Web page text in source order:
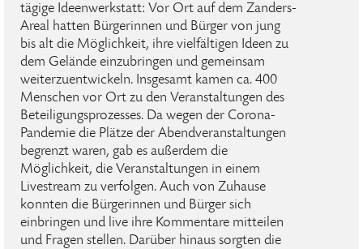
tägige Ideenwerkstatt: Vor Ort auf dem Zanders-
Areal hatten Bürgerinnen und Bürger von jung
bis alt die Möglichkeit, ihre vielfältigen Ideen zu
dem Gelände einzubringen und gemeinsam
weiterzuentwickeln. Insgesamt kamen ca. 400
Menschen vor Ort zu den Veranstaltungen des
Beteiligungsprozesses. Da wegen der Corona-
Pandemie die Plätze der Abendveranstaltungen
begrenzt waren, gab es außerdem die
Möglichkeit, die Veranstaltungen in einem
Livestream zu verfolgen. Auch von Zuhause
konnten die Bürgerinnen und Bürger sich
einbringen und live ihre Kommentare mitteilen
und Fragen stellen. Darüber hinaus sorgten die